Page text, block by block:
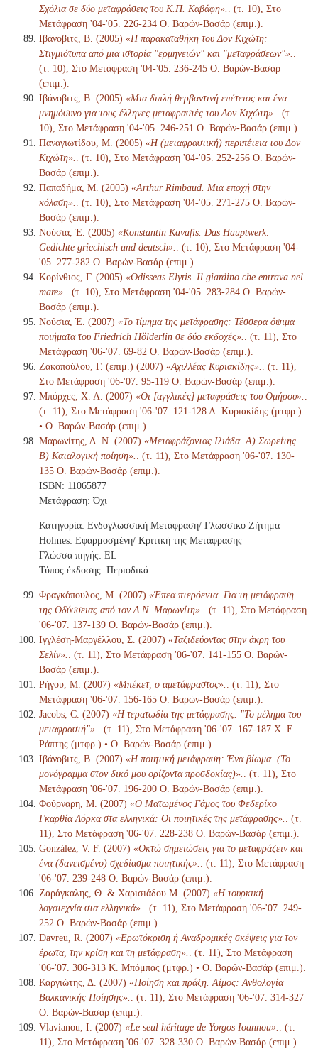
Σχόλια σε δύο μεταφράσεις του Κ.Π. Καβάφη».
. (τ. 10), Στο
Μετάφραση '04-'05. 226-234 Ο. Βαρών-Βασάρ (επιμ.).
Ιβάνοβιτς, Β. (2005) «Η παρακαταθήκη του Δον Κιχώτη:
Στιγμιότυπα από μια ιστορία "ερμηνειών" και "μεταφράσεων"».
(τ. 10), Στο Μετάφραση '04-'05. 236-245 Ο. Βαρών-Βασάρ
(επιμ.).
Ιβάνοβιτς, Β. (2005) «Μια διπλή θερβαντινή επέτειος και ένα
μνημόσυνο για τους έλληνες μεταφραστές του Δον Κιχώτη».
. (τ.
10), Στο Μετάφραση '04-'05. 246-251 Ο. Βαρών-Βασάρ (επιμ.).
Παναγιωτίδου, Μ. (2005) «Η (μεταφραστική) περιπέτεια του Δον
Κιχώτη».
. (τ. 10), Στο Μετάφραση '04-'05. 252-256 Ο. Βαρών-
Βασάρ (επιμ.).
Παπαδήμα, Μ. (2005) «Arthur Rimbaud. Μια εποχή στην
κόλαση».
. (τ. 10), Στο Μετάφραση '04-'05. 271-275 Ο. Βαρών-
Βασάρ (επιμ.).
Νούσια, Έ. (2005) «Konstantin Kavafis. Das Hauptwerk:
Gedichte griechisch und deutsch».
. (τ. 10), Στο Μετάφραση '04-
'05. 277-282 Ο. Βαρών-Βασάρ (επιμ.).
Κορίνθιος, Γ. (2005) «Odisseas Elytis. Il giardino che entrava nel
mare».
. (τ. 10), Στο Μετάφραση '04-'05. 283-284 Ο. Βαρών-
Βασάρ (επιμ.).
Νούσια, Έ. (2007) «Το τίμημα της μετάφρασης: Τέσσερα όψιμα
ποιήματα του Friedrich Hölderlin σε δύο εκδοχές».
. (τ. 11), Στο
Μετάφραση '06-'07. 69-82 Ο. Βαρών-Βασάρ (επιμ.).
Ζακοπούλου, Γ. (επιμ.) (2007) «Αχιλλέας Κυριακίδης».
. (τ. 11),
Στο Μετάφραση '06-'07. 95-119 Ο. Βαρών-Βασάρ (επιμ.).
Μπόρχες, Χ. Λ. (2007) «Οι [αγγλικές] μεταφράσεις του Ομήρου».
(τ. 11), Στο Μετάφραση '06-'07. 121-128 Α. Κυριακίδης (μτφρ.)
• Ο. Βαρών-Βασάρ (επιμ.).
Μαρωνίτης, Δ. Ν. (2007) «Μεταφράζοντας Ιλιάδα. Α) Σωρείτης
Β) Καταλογική ποίηση».
. (τ. 11), Στο Μετάφραση '06-'07. 130-
135 Ο. Βαρών-Βασάρ (επιμ.).
ISBN: 11065877
Μετάφραση: Όχι
Κατηγορία: Ενδογλωσσική Μετάφραση/ Γλωσσικό Ζήτημα
Holmes: Εφαρμοσμένη/ Κριτική της Μετάφρασης
Γλώσσα πηγής: EL
Τύπος έκδοσης: Περιοδικά
Φραγκόπουλος, Μ. (2007) «Έπεα πτερόεντα. Για τη μετάφραση
της Οδύσσειας από τον Δ.Ν. Μαρωνίτη».
. (τ. 11), Στο Μετάφραση
'06-'07. 137-139 Ο. Βαρών-Βασάρ (επιμ.).
Ιγγλέση-Μαργέλλου, Σ. (2007) «Ταξιδεύοντας στην άκρη του
Σελίν».
. (τ. 11), Στο Μετάφραση '06-'07. 141-155 Ο. Βαρών-
Βασάρ (επιμ.).
Ρήγου, Μ. (2007) «Μπέκετ, ο αμετάφραστος».
. (τ. 11), Στο
Μετάφραση '06-'07. 156-165 Ο. Βαρών-Βασάρ (επιμ.).
Jacobs, C. (2007) «Η τερατωδία της μετάφρασης. "Το μέλημα του
μεταφραστή"».
. (τ. 11), Στο Μετάφραση '06-'07. 167-187 Χ. Ε.
Ράπτης (μτφρ.) • Ο. Βαρών-Βασάρ (επιμ.).
Ιβάνοβιτς, Β. (2007) «Η ποιητική μετάφραση: Ένα βίωμα. (Το
μονόγραμμα στον δικό μου ορίζοντα προσδοκίας)».
. (τ. 11), Στο
Μετάφραση '06-'07. 196-200 Ο. Βαρών-Βασάρ (επιμ.).
Φούρναρη, Μ. (2007) «Ο Ματωμένος Γάμος του Φεδερίκο
Γκαρθία Λόρκα στα ελληνικά: Οι ποιητικές της μετάφρασης».
. (τ.
11), Στο Μετάφραση '06-'07. 228-238 Ο. Βαρών-Βασάρ (επιμ.).
González, V. F. (2007) «Οκτώ σημειώσεις για το μεταφράζειν και
ένα (δανεισμένο) σχεδίασμα ποιητικής».
. (τ. 11), Στο Μετάφραση
'06-'07. 239-248 Ο. Βαρών-Βασάρ (επιμ.).
Ζαράγκαλης, Θ. & Χαρισιάδου Μ. (2007) «Η τουρκική
λογοτεχνία στα ελληνικά».
. (τ. 11), Στο Μετάφραση '06-'07. 249-
252 Ο. Βαρών-Βασάρ (επιμ.).
Davreu, R. (2007) «Ερωτόκριση ή Αναδρομικές σκέψεις για τον
έρωτα, την κρίση και τη μετάφραση».
. (τ. 11), Στο Μετάφραση
'06-'07. 306-313 Κ. Μπόμπας (μτφρ.) • Ο. Βαρών-Βασάρ (επιμ.).
Καργιώτης, Δ. (2007) «Ποίηση και πράξη. Αίμος: Ανθολογία
Βαλκανικής Ποίησης».
. (τ. 11), Στο Μετάφραση '06-'07. 314-327
Ο. Βαρών-Βασάρ (επιμ.).
Vlavianou, I. (2007) «Le seul héritage de Yorgos Ioannou».
. (τ.
11), Στο Μετάφραση '06-'07. 328-330 Ο. Βαρών-Βασάρ (επιμ.).